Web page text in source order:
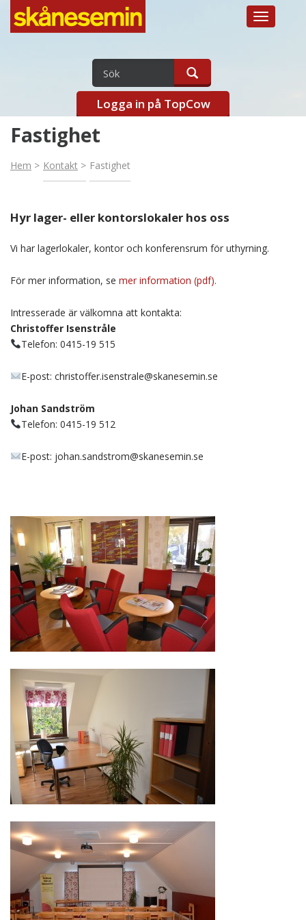
Toggle
Logga in på TopCow
Fastighet
Hem Kontakt Fastighet
Hyr lager- eller kontorslokaler hos oss
Vi har lagerlokaler, kontor och konferensrum för uthyrning.
För mer information, se mer information (pdf).
Intresserade är välkomna att kontakta:
Christoffer Isenstråle
Telefon: 0415-19 515
E-post: christoffer.isenstrale@skanesemin.se
Johan Sandström
Telefon: 0415-19 512
E-post: johan.sandstrom@skanesemin.se